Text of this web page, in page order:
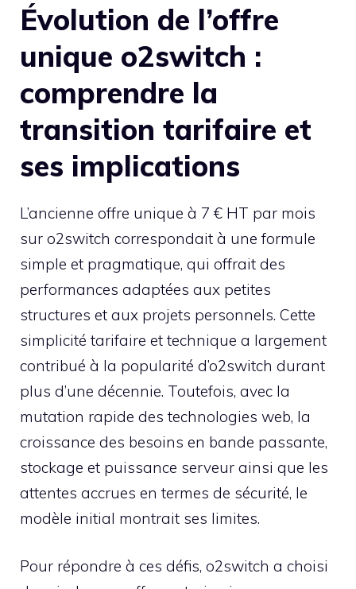
Évolution de l’offre
unique o2switch :
comprendre la
transition tarifaire et
ses implications
L’ancienne offre unique à 7 € HT par mois
sur o2switch correspondait à une formule
simple et pragmatique, qui offrait des
performances adaptées aux petites
structures et aux projets personnels. Cette
simplicité tarifaire et technique a largement
contribué à la popularité d’o2switch durant
plus d’une décennie. Toutefois, avec la
mutation rapide des technologies web, la
croissance des besoins en bande passante,
stockage et puissance serveur ainsi que les
attentes accrues en termes de sécurité, le
modèle initial montrait ses limites.
Pour répondre à ces défis, o2switch a choisi